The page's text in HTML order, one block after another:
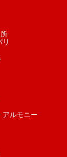
ルモニー